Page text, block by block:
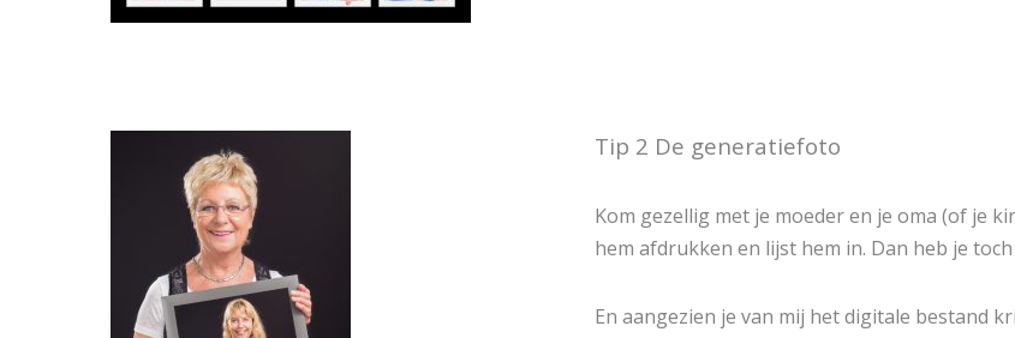
Tip 2 De generatiefoto
Kom gezellig met je moeder en je oma (of je
hem afdrukken en lijst hem in. Dan heb je
En aangezien je van mij het digitale bestand